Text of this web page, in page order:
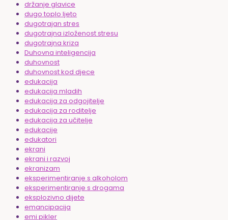
držanje glavice
dugo toplo ljeto
dugotrajan stres
dugotrajna izloženost stresu
dugotrajna kriza
Duhovna inteligencija
duhovnost
duhovnost kod djece
edukacija
edukacija mladih
edukacija za odgojitelje
edukacija za roditelje
edukacija za učitelje
edukacije
edukatori
ekrani
ekrani i razvoj
ekranizam
eksperimentiranje s alkoholom
eksperimentiranje s drogama
eksplozivno dijete
emancipacija
emi pikler